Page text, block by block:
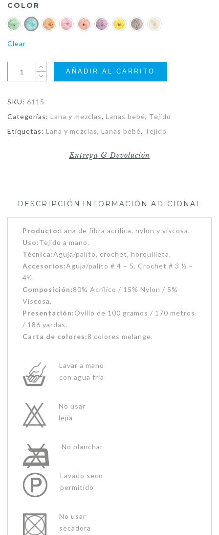
COLOR
Clear
AÑADIR AL CARRITO
SKU: 6115
Categorías: Lana y mezclas, Lanas bebé, Tejido
Etiquetas: Lana y mezclas, Lanas bebé, Tejido
Entrega & Devolución
DESCRIPCIÓN INFORMACIÓN ADICIONAL
Producto:Lana de fibra acrílica, nylon y viscosa.
Uso:Tejido a mano.
Técnica:Aguja/palito, crochet, horquilleta.
Accesorios:Aguja/palito # 4 – 5, Crochet # 3 ½ –
4½.
Composición:80% Acrílico / 15% Nylon / 5%
Viscosa.
Presentación:Ovillo de 100 gramos / 170 metros
/ 186 yardas.
Carta de colores:8 colores melange.
Lavar a mano
con agua fría
No usar
lejía
No planchar
Lavado seco
permitido
No usar
secadora